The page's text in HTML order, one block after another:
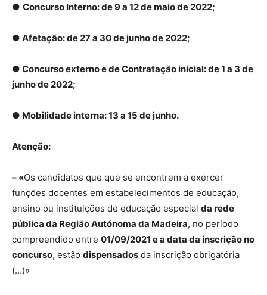
● Concurso Interno: de 9 a 12 de maio de 2022;
● Afetação: de 27 a 30 de junho de 2022;
● Concurso externo e de Contratação inicial: de 1 a 3 de
junho de 2022;
● Mobilidade interna: 13 a 15 de junho.
Atenção:
– «Os candidatos que que se encontrem a exercer
funções docentes em estabelecimentos de educação,
ensino ou instituições de educação especial da rede
pública da Região Autónoma da Madeira, no período
compreendido entre 01/09/2021 e a data da inscrição no
concurso, estão dispensados da inscrição obrigatória
(…)»